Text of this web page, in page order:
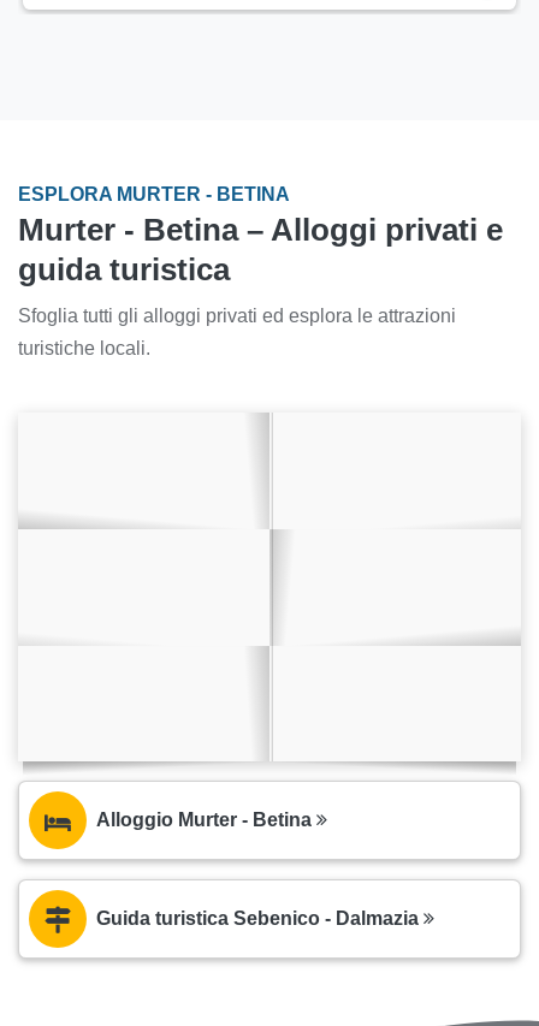
ESPLORA MURTER - BETINA
Murter - Betina – Alloggi privati e
guida turistica
Sfoglia tutti gli alloggi privati ed esplora le attrazioni
turistiche locali.
Alloggio Murter - Betina
Guida turistica Sebenico - Dalmazia